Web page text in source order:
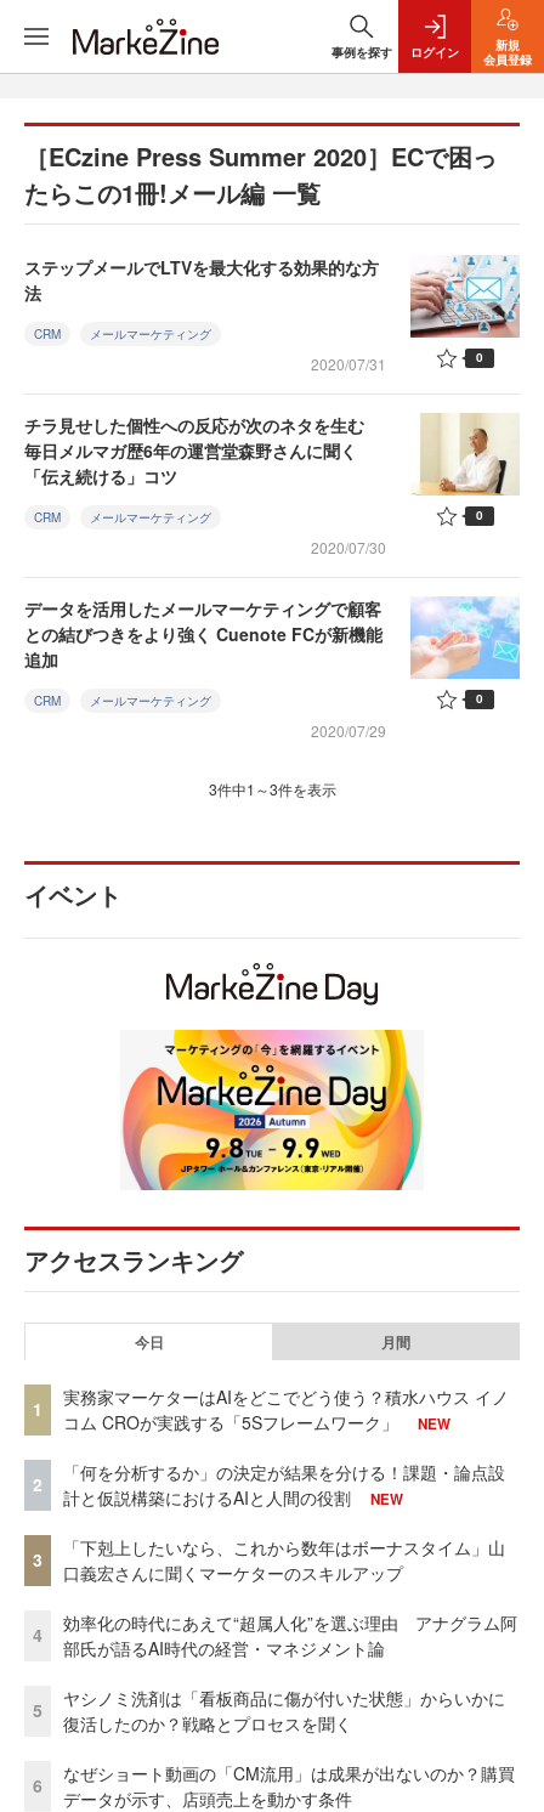
事例を探す ログイン
新規
会員登録
［ECzine Press Summer 2020］ECで困っ
たらこの1冊!メール編 一覧
ステップメールでLTVを最大化する効果的な方
法
CRM メールマーケティング
2020/07/31 0
チラ見せした個性への反応が次のネタを生む
毎日メルマガ歴6年の運営堂森野さんに聞く
「伝え続ける」コツ
CRM メールマーケティング
2020/07/30
0
データを活用したメールマーケティングで顧客
との結びつきをより強く Cuenote FCが新機能
追加
CRM メールマーケティング
2020/07/29
0
3件中1～3件を表示
イベント
アクセスランキング
今日 月間
1
実務家マーケターはAIをどこでどう使う？積水ハウス イノ
コム CROが実践する「5Sフレームワーク」
NEW
2
「何を分析するか」の決定が結果を分ける！課題・論点設
計と仮説構築におけるAIと人間の役割
NEW
3
「下剋上したいなら、これから数年はボーナスタイム」山
口義宏さんに聞くマーケターのスキルアップ
4
効率化の時代にあえて“超属人化”を選ぶ理由 アナグラム阿
部氏が語るAI時代の経営・マネジメント論
5
ヤシノミ洗剤は「看板商品に傷が付いた状態」からいかに
復活したのか？戦略とプロセスを聞く
6
なぜショート動画の「CM流用」は成果が出ないのか？購買
データが示す、店頭売上を動かす条件